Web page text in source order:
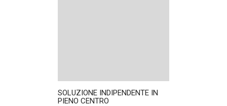
SOLUZIONE INDIPENDENTE IN
PIENO CENTRO